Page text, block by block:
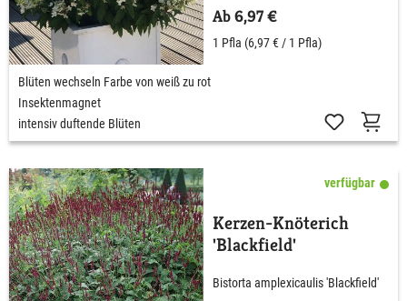
Ab 6,97 €
1 Pfla (6,97 € / 1 Pfla)
Blüten wechseln Farbe von weiß zu rot
Insektenmagnet
intensiv duftende Blüten
verfügbar
Kerzen-Knöterich
'Blackfield'
Bistorta amplexicaulis 'Blackfield'